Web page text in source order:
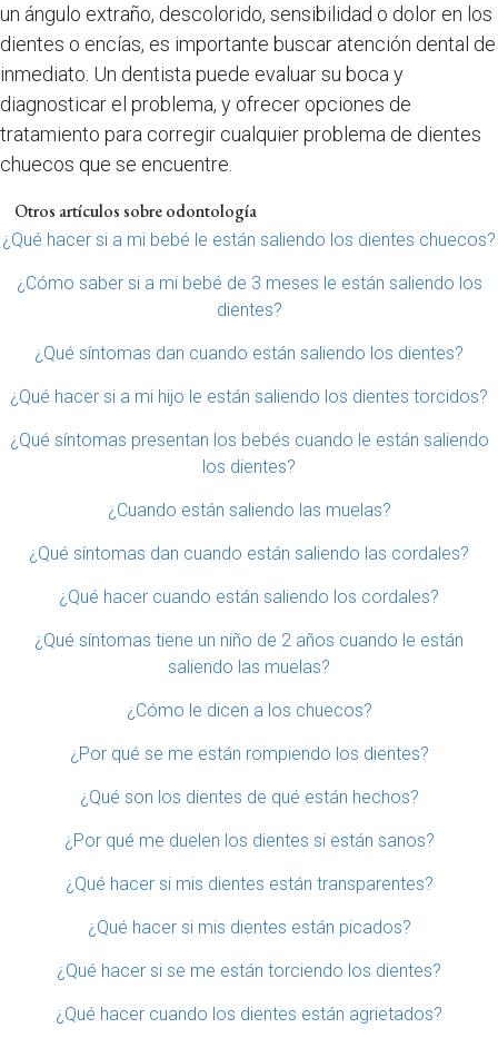
un ángulo extraño, descolorido, sensibilidad o dolor en los
dientes o encías, es importante buscar atención dental de
inmediato. Un dentista puede evaluar su boca y
diagnosticar el problema, y ofrecer opciones de
tratamiento para corregir cualquier problema de dientes
chuecos que se encuentre.
Otros artículos sobre odontología
¿Qué hacer si a mi bebé le están saliendo los dientes chuecos?
¿Cómo saber si a mi bebé de 3 meses le están saliendo los
dientes?
¿Qué síntomas dan cuando están saliendo los dientes?
¿Qué hacer si a mi hijo le están saliendo los dientes torcidos?
¿Qué síntomas presentan los bebés cuando le están saliendo
los dientes?
¿Cuando están saliendo las muelas?
¿Qué síntomas dan cuando están saliendo las cordales?
¿Qué hacer cuando están saliendo los cordales?
¿Qué síntomas tiene un niño de 2 años cuando le están
saliendo las muelas?
¿Cómo le dicen a los chuecos?
¿Por qué se me están rompiendo los dientes?
¿Qué son los dientes de qué están hechos?
¿Por qué me duelen los dientes si están sanos?
¿Qué hacer si mis dientes están transparentes?
¿Qué hacer si mis dientes están picados?
¿Qué hacer si se me están torciendo los dientes?
¿Qué hacer cuando los dientes están agrietados?